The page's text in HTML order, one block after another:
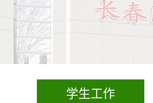
学生工作